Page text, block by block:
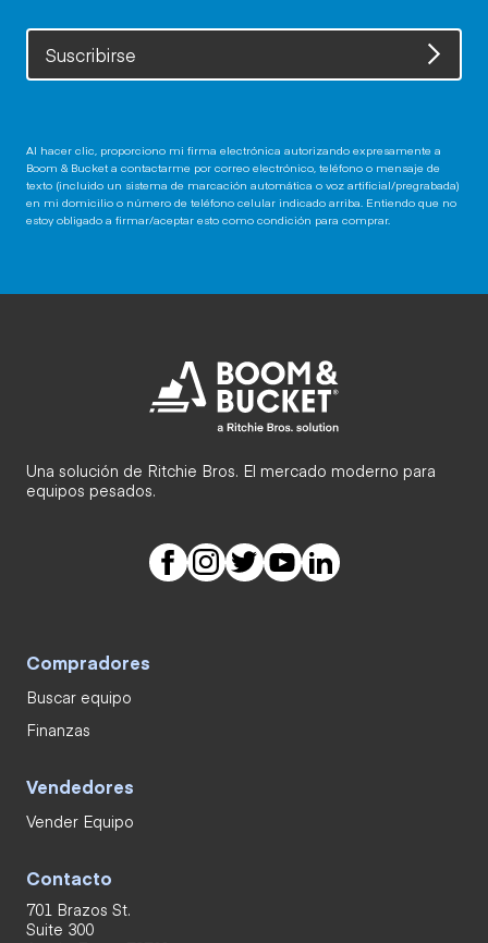
Suscribirse
Al hacer clic, proporciono mi firma electrónica autorizando expresamente a
Boom & Bucket a contactarme por correo electrónico, teléfono o mensaje de
texto (incluido un sistema de marcación automática o voz artificial/pregrabada)
en mi domicilio o número de teléfono celular indicado arriba. Entiendo que no
estoy obligado a firmar/aceptar esto como condición para comprar.
Una solución de Ritchie Bros. El mercado moderno para
equipos pesados.
Compradores
Buscar equipo
Finanzas
Vendedores
Vender Equipo
Contacto
701 Brazos St.
Suite 300